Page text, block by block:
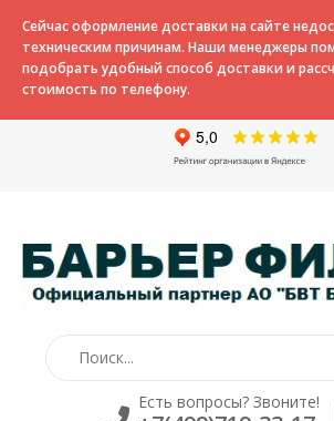
Сейчас оформление доставки на сайте
техническим причинам. Наши менеджеры
подобрать удобный способ доставки и
стоимость по телефону.
Есть вопросы? Звоните!